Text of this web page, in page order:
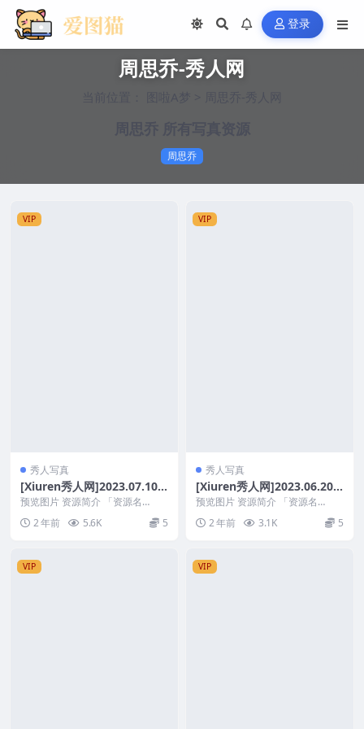
登录
周思乔-秀人网
周思乔
VIP
秀人写真
[Xiuren秀人网]2023.07.10
NO.7055 周思乔Betty[65+1
P／547MB]
预览图片 资源简介 「资源名
称」：[Xiuren秀人网]2023.07.10
N...2 年前 5.6K 5
VIP
秀人写真
[Xiuren秀人网]2023.06.20
NO.6946 周思乔Betty[73+1
P／661MB]
预览图片 资源简介 「资源名
称」：[Xiuren秀人网]2023.06.20
N...2 年前 3.1K 5
VIP VIP